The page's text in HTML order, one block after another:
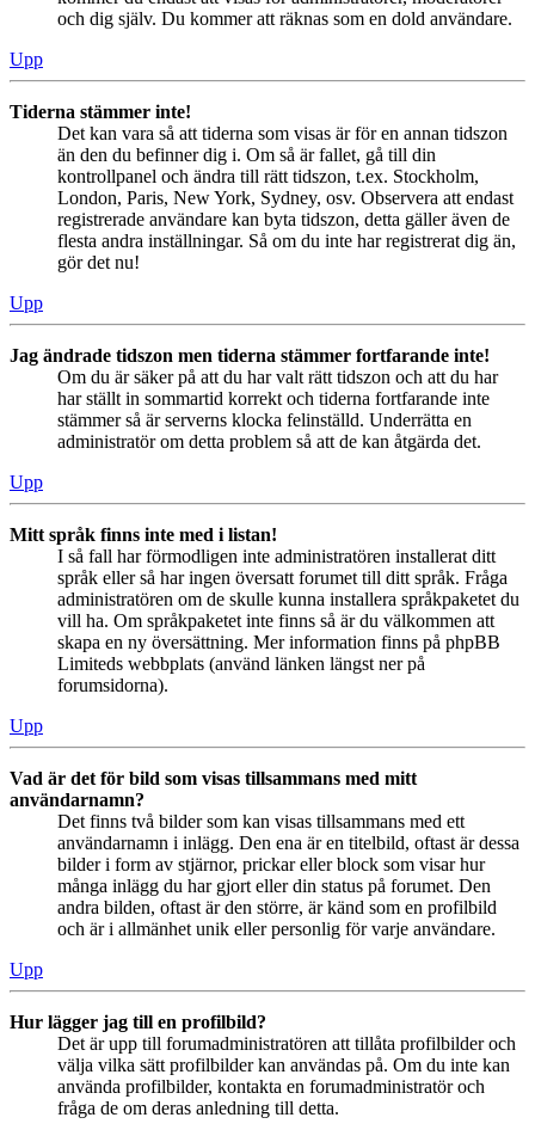
och dig själv. Du kommer att räknas som en dold användare.
Upp
Tiderna stämmer inte!
Det kan vara så att tiderna som visas är för en annan tidszon
än den du befinner dig i. Om så är fallet, gå till din
kontrollpanel och ändra till rätt tidszon, t.ex. Stockholm,
London, Paris, New York, Sydney, osv. Observera att endast
registrerade användare kan byta tidszon, detta gäller även de
flesta andra inställningar. Så om du inte har registrerat dig än,
gör det nu!
Upp
Jag ändrade tidszon men tiderna stämmer fortfarande inte!
Om du är säker på att du har valt rätt tidszon och att du har
har ställt in sommartid korrekt och tiderna fortfarande inte
stämmer så är serverns klocka felinställd. Underrätta en
administratör om detta problem så att de kan åtgärda det.
Upp
Mitt språk finns inte med i listan!
I så fall har förmodligen inte administratören installerat ditt
språk eller så har ingen översatt forumet till ditt språk. Fråga
administratören om de skulle kunna installera språkpaketet du
vill ha. Om språkpaketet inte finns så är du välkommen att
skapa en ny översättning. Mer information finns på phpBB
Limiteds webbplats (använd länken längst ner på
forumsidorna).
Upp
Vad är det för bild som visas tillsammans med mitt
användarnamn?
Det finns två bilder som kan visas tillsammans med ett
användarnamn i inlägg. Den ena är en titelbild, oftast är dessa
bilder i form av stjärnor, prickar eller block som visar hur
många inlägg du har gjort eller din status på forumet. Den
andra bilden, oftast är den större, är känd som en profilbild
och är i allmänhet unik eller personlig för varje användare.
Upp
Hur lägger jag till en profilbild?
Det är upp till forumadministratören att tillåta profilbilder och
välja vilka sätt profilbilder kan användas på. Om du inte kan
använda profilbilder, kontakta en forumadministratör och
fråga de om deras anledning till detta.